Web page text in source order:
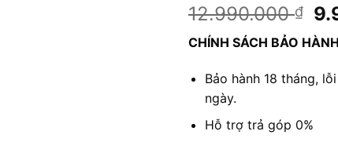
12.990.000₫
gốc
là:
CHÍNH SÁCH BẢO HÀNH
Bảo hành 18 tháng,
ngày.
Hỗ trợ trả góp 0%